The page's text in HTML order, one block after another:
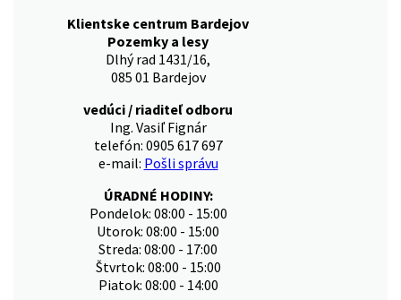
Klientske centrum Bardejov
Pozemky a lesy
Dlhý rad 1431/16,
085 01 Bardejov
vedúci / riaditeľ odboru
Ing. Vasiľ Fignár
telefón: 0905 617 697
e-mail: Pošli správu
ÚRADNÉ HODINY:
Pondelok: 08:00 - 15:00
Utorok: 08:00 - 15:00
Streda: 08:00 - 17:00
Štvrtok: 08:00 - 15:00
Piatok: 08:00 - 14:00